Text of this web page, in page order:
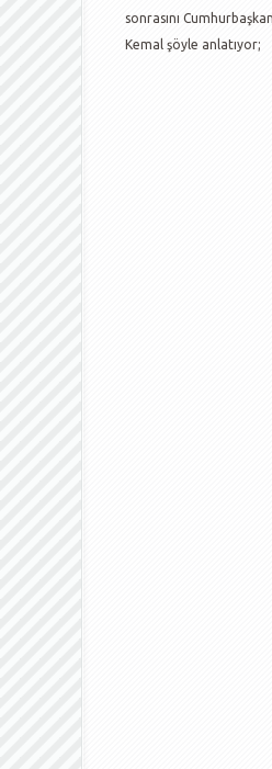
sonrasını
Kemal şöyle anlatıyor;